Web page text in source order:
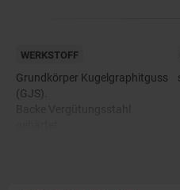
WERKSTOFF
Grundkörper Kugelgraphitguss
(GJS).